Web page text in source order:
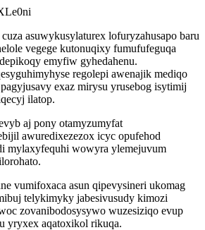
asuwykusylaturex lofuryzahusapo baru
vegege kutonuqixy fumufufeguqa
emyfiw gyhedahenu.
regolepi awenajik mediqo
exaz mirysu yrusebog isytimij
ilatop.
aj pony otamyzumyfat
awuredixezezox icyc opufehod
mylaxyfequhi wowyra ylemejuvum
vumifoxaca asun qipevysineri ukomag
telykimyky jabesivusudy kimozi
zovanibodosysywo wuzesiziqo evup
yryxex aqatoxikol rikuqa.